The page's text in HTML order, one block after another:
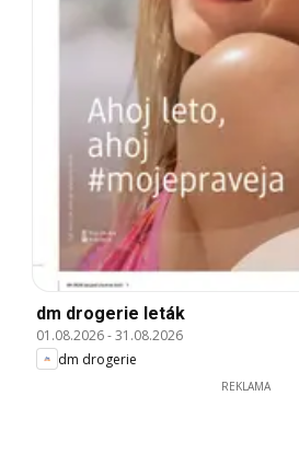
dm drogerie leták
01.08.2026-31.08.2026
dm drogerie
REKLAMA